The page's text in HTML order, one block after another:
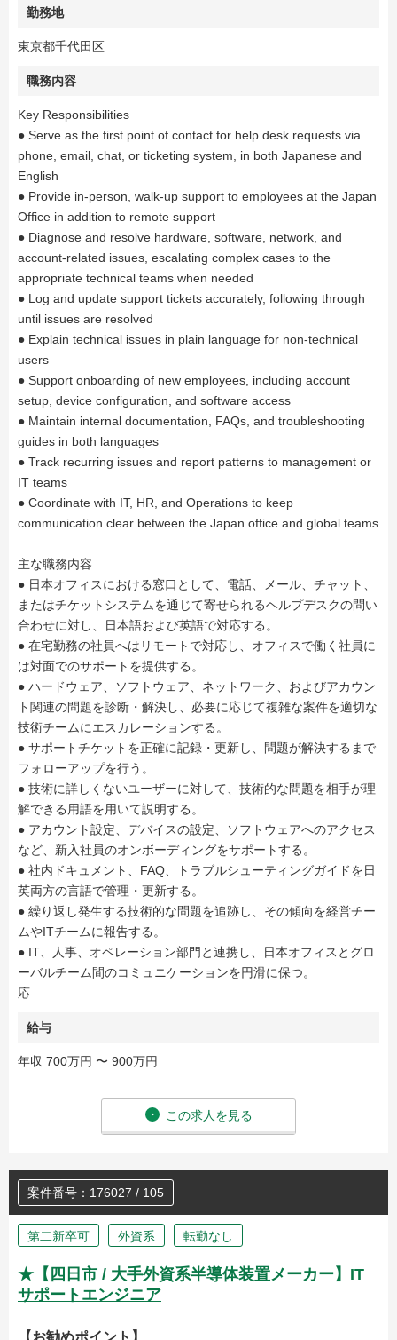
勤務地
東京都千代田区
職務内容
Key Responsibilities
● Serve as the first point of contact for help desk requests via
phone, email, chat, or ticketing system, in both Japanese and
English
● Provide in-person, walk-up support to employees at the Japan
Office in addition to remote support
● Diagnose and resolve hardware, software, network, and
account-related issues, escalating complex cases to the
appropriate technical teams when needed
● Log and update support tickets accurately, following through
until issues are resolved
● Explain technical issues in plain language for non-technical
users
● Support onboarding of new employees, including account
setup, device configuration, and software access
● Maintain internal documentation, FAQs, and troubleshooting
guides in both languages
● Track recurring issues and report patterns to management or
IT teams
● Coordinate with IT, HR, and Operations to keep
communication clear between the Japan office and global teams
主な職務内容
● 日本オフィスにおける窓口として、電話、メール、チャット、
またはチケットシステムを通じて寄せられるヘルプデスクの問い
合わせに対し、日本語および英語で対応する。
● 在宅勤務の社員へはリモートで対応し、オフィスで働く社員に
は対面でのサポートを提供する。
● ハードウェア、ソフトウェア、ネットワーク、およびアカウン
ト関連の問題を診断・解決し、必要に応じて複雑な案件を適切な
技術チームにエスカレーションする。
● サポートチケットを正確に記録・更新し、問題が解決するまで
フォローアップを行う。
● 技術に詳しくないユーザーに対して、技術的な問題を相手が理
解できる用語を用いて説明する。
● アカウント設定、デバイスの設定、ソフトウェアへのアクセス
など、新入社員のオンボーディングをサポートする。
● 社内ドキュメント、FAQ、トラブルシューティングガイドを日
英両方の言語で管理・更新する。
● 繰り返し発生する技術的な問題を追跡し、その傾向を経営チー
ムやITチームに報告する。
● IT、人事、オペレーション部門と連携し、日本オフィスとグロ
ーバルチーム間のコミュニケーションを円滑に保つ。
応
給与
年収 700万円 〜 900万円
この求人を見る
案件番号：176027 / 105
第二新卒可 外資系 転勤なし
★【四日市 / 大手外資系半導体装置メーカー】IT
サポートエンジニア
【お勧めポイント】